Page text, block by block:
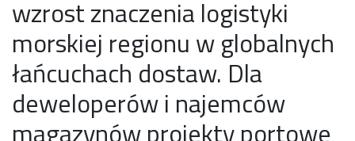
wzrost znaczenia logistyki
morskiej regionu w globalnych
łańcuchach dostaw. Dla
deweloperów i najemców
magazynów projekty portowe